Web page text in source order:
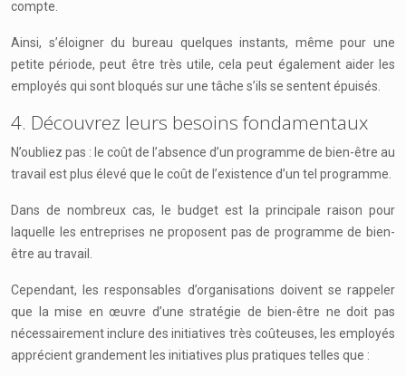
compte.
Ainsi, s’éloigner du bureau quelques instants, même pour une
petite période, peut être très utile, cela peut également aider les
employés qui sont bloqués sur une tâche s’ils se sentent épuisés.
4. Découvrez leurs besoins fondamentaux
N’oubliez pas : le coût de l’absence d’un programme de bien-être au
travail est plus élevé que le coût de l’existence d’un tel programme.
Dans de nombreux cas, le budget est la principale raison pour
laquelle les entreprises ne proposent pas de programme de bien-
être au travail.
Cependant, les responsables d’organisations doivent se rappeler
que la mise en œuvre d’une stratégie de bien-être ne doit pas
nécessairement inclure des initiatives très coûteuses, les employés
apprécient grandement les initiatives plus pratiques telles que :